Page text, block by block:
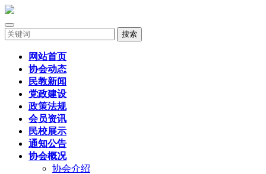
搜索
网站首页
协会动态
民教新闻
党政建设
政策法规
会员资讯
民校展示
通知公告
协会概况
协会介绍